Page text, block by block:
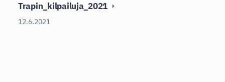
Trapin_kilpailuja_2021
12.6.2021